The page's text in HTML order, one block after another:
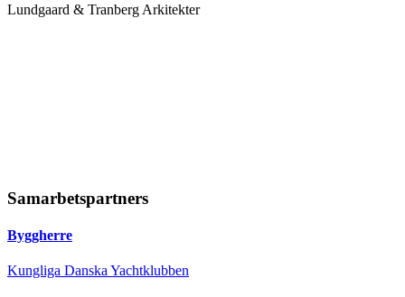
Lundgaard & Tranberg Arkitekter
Samarbetspartners
Byggherre
Kungliga Danska Yachtklubben